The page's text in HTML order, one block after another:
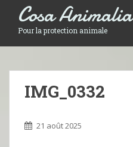
Cosa Animalia
Pour la protection animale
IMG_0332
21 août 2025